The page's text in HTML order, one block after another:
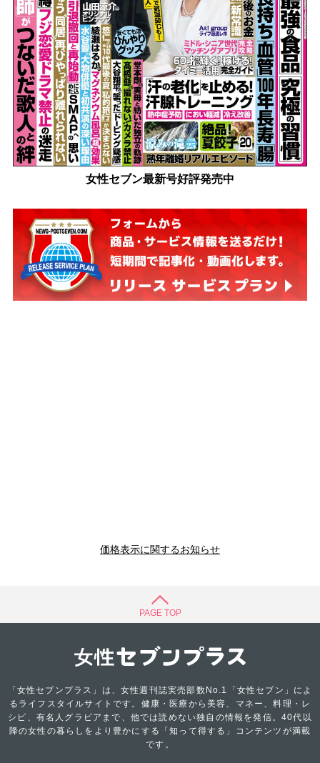
女性セブン最新号好評発売中
価格表示に関するお知らせ
PAGE TOP
「女性セブンプラス」は、女性週刊誌実売部数No.1「女性セブン」によ
るライフスタイルサイトです。健康・医療から美容、マネー、料理・レ
シピ、有名人グラビアまで、他では読めない独自の情報を発信。40代以
降の女性の暮らしをより豊かにする「知って得する」コンテンツが満載
です。